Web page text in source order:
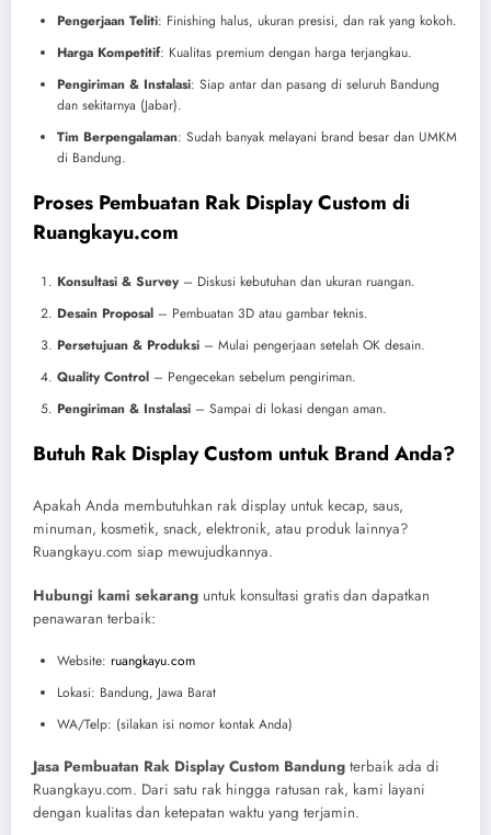
Pengerjaan Teliti: Finishing halus, ukuran presisi, dan rak yang kokoh.
Harga Kompetitif: Kualitas premium dengan harga terjangkau.
Pengiriman & Instalasi: Siap antar dan pasang di seluruh Bandung
dan sekitarnya (Jabar).
Tim Berpengalaman: Sudah banyak melayani brand besar dan UMKM
di Bandung.
Proses Pembuatan Rak Display Custom di
Ruangkayu.com
Konsultasi & Survey– Diskusi kebutuhan dan ukuran ruangan.
Desain Proposal – Pembuatan 3D atau gambar teknis.
Persetujuan & Produksi – Mulai pengerjaan setelah OK desain.
Quality Control – Pengecekan sebelum pengiriman.
Pengiriman & Instalasi – Sampai di lokasi dengan aman.
Butuh Rak Display Custom untuk Brand Anda?
Apakah Anda membutuhkan rak display untuk kecap, saus,
minuman, kosmetik, snack, elektronik, atau produk lainnya?
Ruangkayu.com siap mewujudkannya.
Hubungi kami sekarang untuk konsultasi gratis dan dapatkan
penawaran terbaik:
Website: ruangkayu.com
Lokasi: Bandung, Jawa Barat
WA/Telp: (silakan isi nomor kontak Anda)
Jasa Pembuatan Rak Display Custom Bandung terbaik ada di
Ruangkayu.com. Dari satu rak hingga ratusan rak, kami layani
dengan kualitas dan ketepatan waktu yang terjamin.